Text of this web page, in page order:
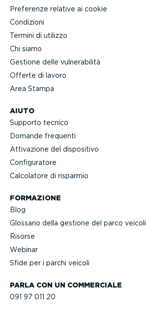
PARLA CON UN COMMERCIALE
091 97 011 20
AIUTO
Supporto tecnico
Domande frequenti
Attivazione del dispositivo
Confi­gu­ratore
Calcolatore di risparmio
FORMAZIONE
Blog
Glossario della gestione del parco veicoli
Risorse
Webinar
Sfide per i parchi veicoli
Preferenze relative ai cookie
Condizioni
Termini di utilizzo
Chi siamo
Gestione delle vulne­ra­bilità
Offerte di lavoro
Area Stampa